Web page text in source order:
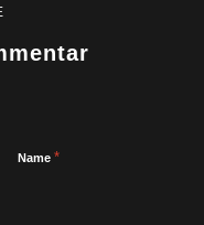
Name *